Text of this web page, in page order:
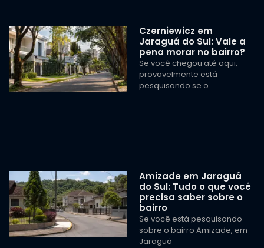
Czerniewicz em
Jaraguá do Sul: Vale a
pena morar no bairro?
Se você chegou até aqui,
provavelmente está
pesquisando se o
Amizade em Jaraguá
do Sul: Tudo o que você
precisa saber sobre o
bairro
Se você está pesquisando
sobre o bairro Amizade, em
Jaraguá